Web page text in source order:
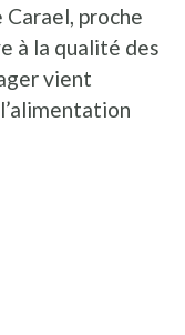
proche
à la qualité des
vient